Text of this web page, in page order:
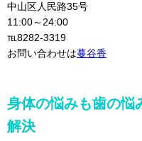
中山区人民路35号
11:00～24:00
℡8282-3319
お問い合わせは蔓谷香
身体の悩みも歯の悩
解決